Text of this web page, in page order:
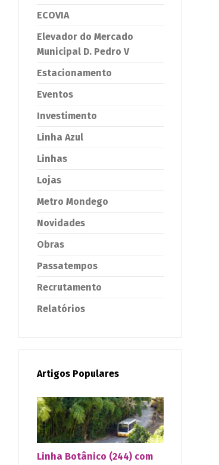
ECOVIA
Elevador do Mercado
Municipal D. Pedro V
Estacionamento
Eventos
Investimento
Linha Azul
Linhas
Lojas
Metro Mondego
Novidades
Obras
Passatempos
Recrutamento
Relatórios
Artigos Populares
Linha Botânico (244) com